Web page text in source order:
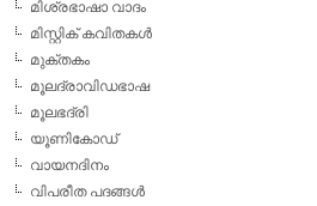
മിശ്രഭാഷാ വാദം
മിസ്റ്റിക് കവിതകള്‍
മുക്തകം
മൂലദ്രാവിഡഭാഷ
മൂലഭദ്രി
യൂണികോഡ്
വായനദിനം
വിപരീത പദങ്ങള്‍